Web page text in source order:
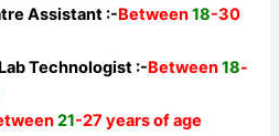
Assistant :-Between18-30
Technologist :-Between18-
21-27 years of age